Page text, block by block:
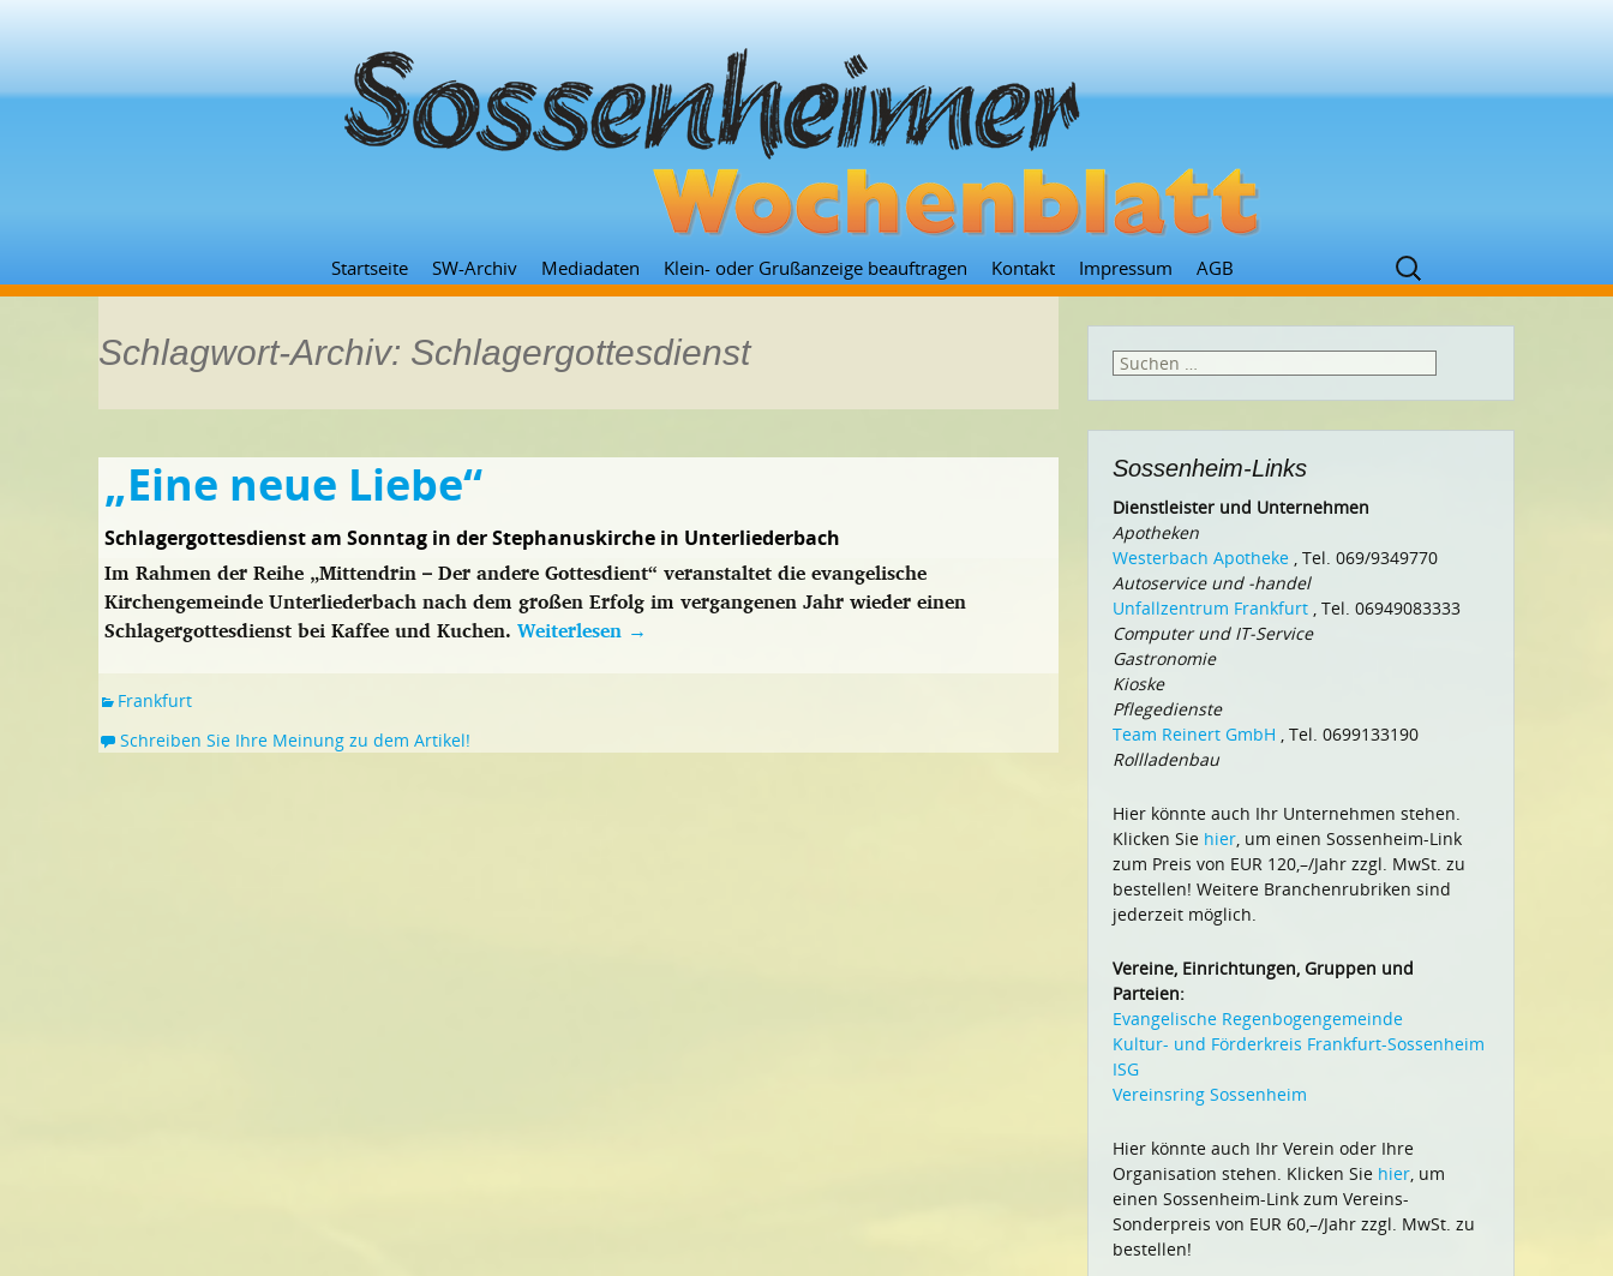
Zum
Inhalt
Startseite SW-Archiv Mediadaten Klein- oder Grußanzeige beauftragen Kontakt Impressum AGB
Suchen
nach:
Schlagwort-Archiv: Schlagergottesdienst
„Eine neue Liebe“
Schlagergottesdienst am Sonntag in der Stephanuskirche in Unterliederbach
Im Rahmen der Reihe „Mittendrin – Der andere Gottesdient“ veranstaltet die evangelische
Kirchengemeinde Unterliederbach nach dem großen Erfolg im vergangenen Jahr wieder einen
Schlagergottesdienst bei Kaffee und Kuchen. Weiterlesen →
Frankfurt
Schreiben Sie Ihre Meinung zu dem Artikel!
Suchen
Sossenheim-Links
Dienstleister und Unternehmen
Apotheken
Westerbach Apotheke , Tel. 069/9349770
Autoservice und -handel
Unfallzentrum Frankfurt , Tel. 06949083333
Computer und IT-Service
Gastronomie
Kioske
Pflegedienste
Team Reinert GmbH , Tel. 0699133190
Rollladenbau
Hier könnte auch Ihr Unternehmen stehen.
Klicken Sie hier, um einen Sossenheim-Link
zum Preis von EUR 120,–/Jahr zzgl. MwSt. zu
bestellen! Weitere Branchenrubriken sind
jederzeit möglich.
Vereine, Einrichtungen, Gruppen und
Parteien:
Evangelische Regenbogengemeinde
Kultur- und Förderkreis Frankfurt-Sossenheim
ISG
Vereinsring Sossenheim
Hier könnte auch Ihr Verein oder Ihre
Organisation stehen. Klicken Sie hier, um
einen Sossenheim-Link zum Vereins-
Sonderpreis von EUR 60,–/Jahr zzgl. MwSt. zu
bestellen!